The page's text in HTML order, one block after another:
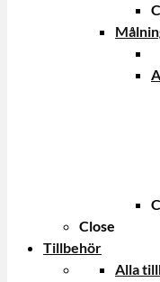
Close
Tillbehör
Alla